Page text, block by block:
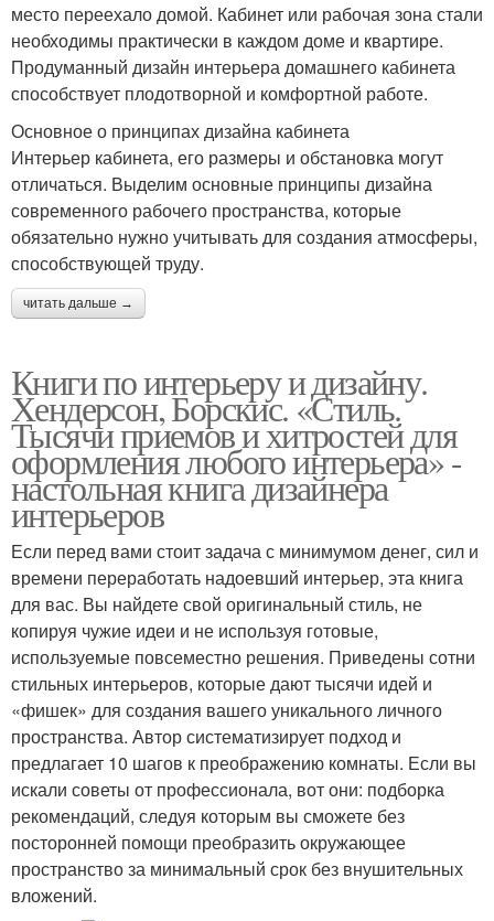
место переехало домой. Кабинет или рабочая зона стали
необходимы практически в каждом доме и квартире.
Продуманный дизайн интерьера домашнего кабинета
способствует плодотворной и комфортной работе.
Основное о принципах дизайна кабинета
Интерьер кабинета, его размеры и обстановка могут
отличаться. Выделим основные принципы дизайна
современного рабочего пространства, которые
обязательно нужно учитывать для создания атмосферы,
способствующей труду.
читать дальше →
Книги по интерьеру и дизайну.
Хендерсон, Борскис. «Стиль.
Тысячи приемов и хитростей для
оформления любого интерьера» -
настольная книга дизайнера
интерьеров
Если перед вами стоит задача с минимумом денег, сил и
времени переработать надоевший интерьер, эта книга
для вас. Вы найдете свой оригинальный стиль, не
копируя чужие идеи и не используя готовые,
используемые повсеместно решения. Приведены сотни
стильных интерьеров, которые дают тысячи идей и
«фишек» для создания вашего уникального личного
пространства. Автор систематизирует подход и
предлагает 10 шагов к преображению комнаты. Если вы
искали советы от профессионала, вот они: подборка
рекомендаций, следуя которым вы сможете без
посторонней помощи преобразить окружающее
пространство за минимальный срок без внушительных
вложений.